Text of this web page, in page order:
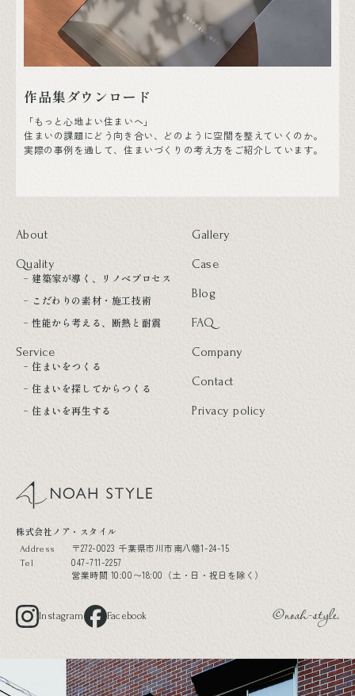
作品集ダウンロード
「もっと心地よい住まいへ」
住まいの課題にどう向き合い、どのように空間を整えていくのか。
実際の事例を通して、住まいづくりの考え方をご紹介しています。
About
Quality
建築家が導く、リノベプロセス
こだわりの素材・施工技術
性能から考える、断熱と耐震
Service
住まいをつくる
住まいを探してからつくる
住まいを再生する
Gallery
Case
Blog
FAQ
Company
Contact
Privacy policy
noah style
株式会社ノア・スタイル
Address 〒272-0023 千葉県市川市南八幡1-24-15
Tel
047-711-2257
営業時間 10:00〜18:00（土・日・祝日を除く）
Instagram Facebook